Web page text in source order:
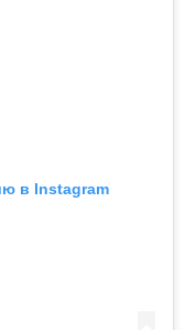
в Instagram